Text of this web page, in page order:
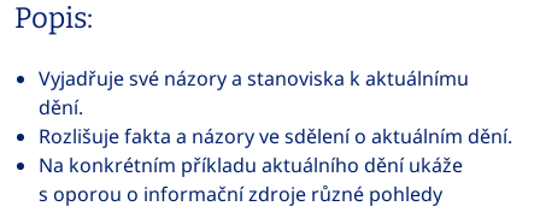
Popis:
Vyjadřuje své názory a stanoviska k aktuálnímu
dění.
Rozlišuje fakta a názory ve sdělení o aktuálním dění.
Na konkrétním příkladu aktuálního dění ukáže
s oporou o informační zdroje různé pohledy